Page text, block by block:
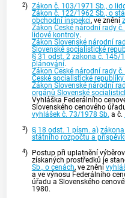
2) Zákon č. 103/1971 Sb., o
Zákon č. 122/1962 Sb., o
obchodní inspekci, ve znění
Zákon České národní rady
lidové kontroly.
Zákon Slovenské národní
Slovenské socialistické
§ 31 odst. 2 zákona č. 145/
plánování.
Zákon České národní rady
České socialistické
Zákon Slovenské národní
orgánů Slovenské
Vyhláška Federálního
Slovenského cenového
vyhlášek č. 73/1978 Sb. a č.
3) § 18 odst. 1 písm. a)
státního rozpočtu a
4) Postup při uplatnění
získaných prostředků je
Sb., o cenách, ve znění
a ve výnosu Federálního
úřadu a Slovenského
1980.